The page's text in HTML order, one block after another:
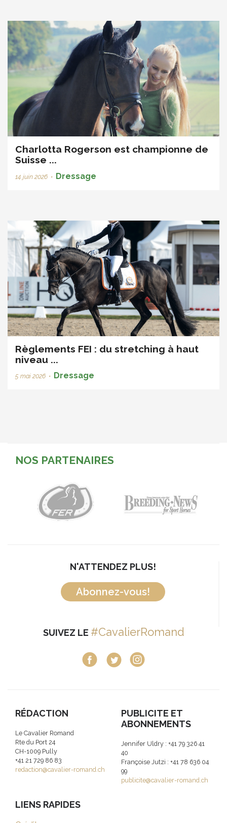
Charlotta Rogerson est championne de
Suisse ...
14 juin 2026 • Dressage
Règlements FEI : du stretching à haut
niveau ...
5 mai 2026 • Dressage
NOS PARTENAIRES
N'ATTENDEZ PLUS!
Abonnez-vous!
SUIVEZ LE #CavalierRomand
RÉDACTION
Le Cavalier Romand
Rte du Port 24
CH-1009 Pully
+41 21 729 86 83
redaction@cavalier-romand.ch
PUBLICITE ET
ABONNEMENTS
Jennifer Uldry : +41 79 326 41
40
Françoise Jutzi : +41 78 636 04
99
publicite@cavalier-romand.ch
LIENS RAPIDES